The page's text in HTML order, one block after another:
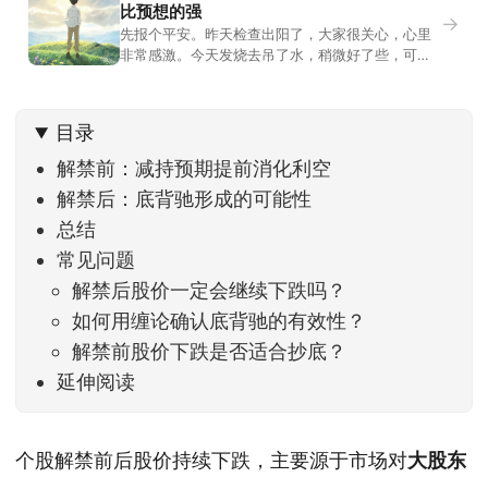
比预想的强
先报个平安。昨天检查出阳了，大家很关心，心里
非常感激。今天发烧去吊了水，稍微好了些，可没
去相差不大，但细看下来，跌幅超过3%的只有不到
→
目录
解禁前：减持预期提前消化利空
解禁后：底背驰形成的可能性
总结
常见问题
解禁后股价一定会继续下跌吗？
如何用缠论确认底背驰的有效性？
解禁前股价下跌是否适合抄底？
延伸阅读
个股解禁前后股价持续下跌，主要源于市场对大股东